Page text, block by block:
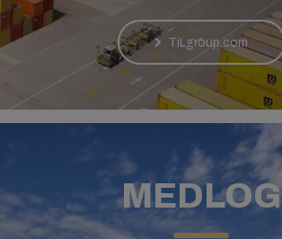
TiLgroup.com
MEDLOG